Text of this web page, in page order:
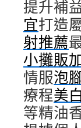
提升補
宜打造
射推薦
小攤販
情服泡
療程美
等精油